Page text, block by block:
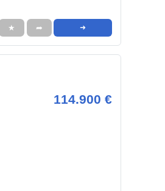
★ ➦ ➜
114.900 €